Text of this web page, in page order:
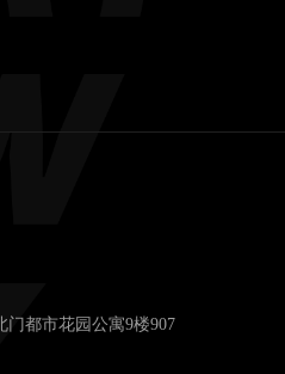
都市花园公寓9楼907